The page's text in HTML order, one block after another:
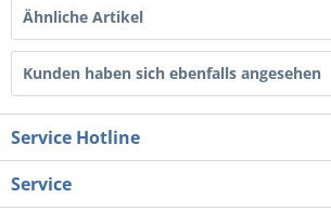
Ähnliche Artikel
Kunden haben sich ebenfalls angesehen
Service Hotline
Service